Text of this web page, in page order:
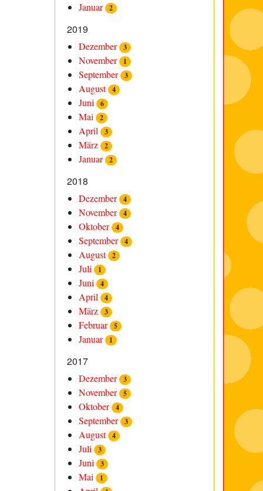
Januar 2
2019
Dezember 3
November 1
September 3
August 4
Juni 6
Mai 2
April 3
März 2
Januar 2
2018
Dezember 4
November 4
Oktober 4
September 4
August 2
Juli 1
Juni 4
April 4
März 3
Februar 5
Januar 1
2017
Dezember 3
November 5
Oktober 4
September 3
August 4
Juli 3
Juni 3
Mai 1